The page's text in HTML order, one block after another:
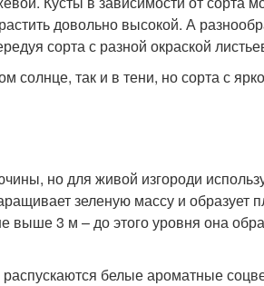
довольно высокой. А
сорта с разной окраской
солнце, так и в тени, но сорта с
но для живой изгороди
зеленую массу и образует
выше 3 м – до этого уровня она
белые ароматные